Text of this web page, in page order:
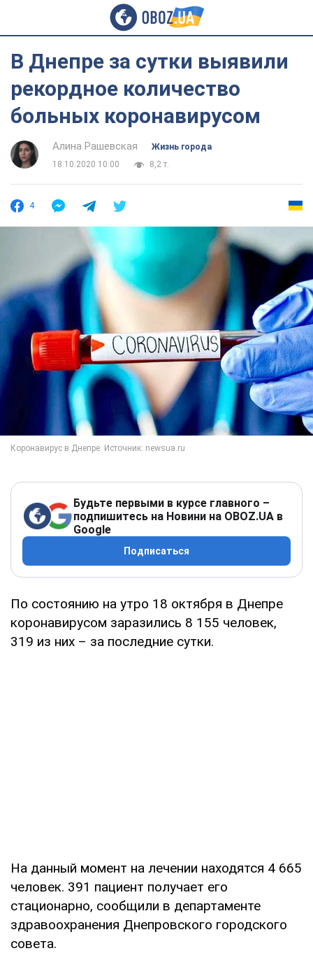
В Днепре за сутки выявили
рекордное количество
больных коронавирусом
Алина Рашевская
Жизнь города
18.10.2020 10:00
8,2 т.
4
Будьте первыми в курсе главного –
подпишитесь на Новини на OBOZ.UA в
Google
Подписаться
По состоянию на утро 18 октября в Днепре
коронавирусом заразились 8 155 человек,
319 из них – за последние сутки.
На данный момент на лечении находятся 4 665
человек. 391 пациент получает его
стационарно, сообщили в департаменте
здравоохранения Днепровского городского
совета.